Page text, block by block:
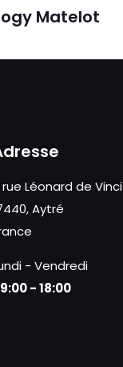
Matelot
Léonard de Vinci
Aytré
- Vendredi
- 18:00